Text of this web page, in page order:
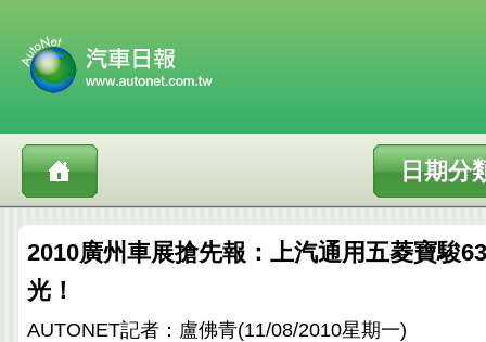
日期分
2010廣州車展搶先報：上汽通用五菱寶駿
光！
AUTONET記者：盧佛青(11/08/2010星期一)